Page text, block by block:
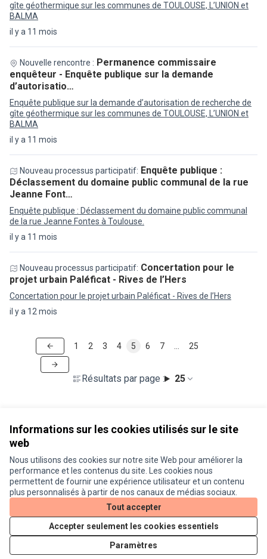
Informations sur les cookies utilisés sur le site
web
Nous utilisons des cookies sur notre site Web pour améliorer la
performance et les contenus du site. Les cookies nous
permettent de fournir une expérience utilisateur et un contenu
plus personnalisés à partir de nos canaux de médias sociaux.
Tout accepter
Accepter seulement les cookies essentiels
Paramètres
il y a 11 mois
gîte géothermique sur les communes de TOULOUSE, L’UNION et
BALMA
il y a 11 mois
Nouvelle rencontre : Permanence commissaire
enquêteur - Enquête publique sur la demande
d’autorisatio…
Enquête publique sur la demande d’autorisation de recherche de
gîte géothermique sur les communes de TOULOUSE, L’UNION et
BALMA
il y a 11 mois
Nouveau processus participatif: Enquête publique :
Déclassement du domaine public communal de la rue
Jeanne Font…
Enquête publique : Déclassement du domaine public communal
de la rue Jeanne Fontes à Toulouse.
il y a 12 mois
Nouveau processus participatif: Concertation pour le
projet urbain Paléficat - Rives de l’Hers
Concertation pour le projet urbain Paléficat - Rives de l’Hers
Résultats par page : 25
1 2 3 4 5 6 7 25
Conditions d'utilisation
Paramètres des cookies
Je participe ! sur X
(Lien externe)
Je participe ! sur Facebook
Je participe ! sur Instagram
Site réalisé grâce aulogiciel libre Decidim .
Licence
(Lien